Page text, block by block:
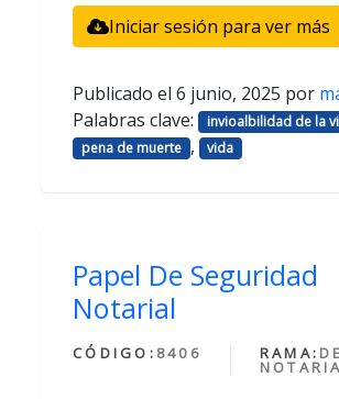
Iniciar sesión para ver más
Publicado el 6 junio, 2025 por
Palabras clave:
invioalbilidad de la
pena de muerte , vida
Papel De Seguridad
Notarial
CÓDIGO: 8406 RAMA: